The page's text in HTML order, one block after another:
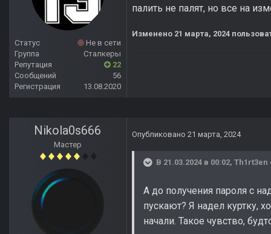
Статус
Не в сети
Группа
Сталкеры
Репутация
22
Сообщений
56
Регистрация
13.08.2020
палить не палят, но все на
Изменено 21 марта, 2024
Nikola0s666
Мастер
Опубликовано 21 марта, 2024
В 21.03.2024 в 00:02, Th1rt3en
А до получения пароля с
пускают? Я надел куртку,
начали. Такое чувство,